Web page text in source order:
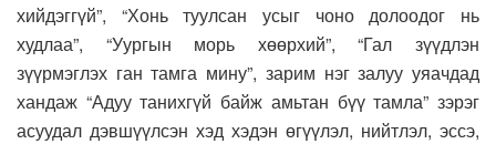
хийдэггүй”, “Хонь туулсан усыг чоно долоодог нь
худлаа”, “Уургын морь хөөрхий”, “Гал зүүдлэн
зүүрмэглэх ган тамга мину”, зарим нэг залуу уяачдад
хандаж “Адуу танихгүй байж амьтан бүү тамла” зэрэг
асуудал дэвшүүлсэн хэд хэдэн өгүүлэл, нийтлэл, эссэ,